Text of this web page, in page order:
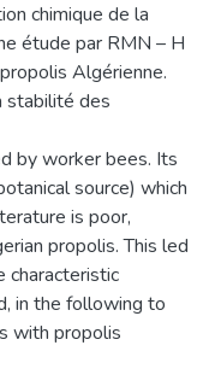
chimique de la
étude par RMN – H
Algérienne.
stabilité des
by worker bees. Its
source) which
is poor,
propolis. This led
characteristic
in the following to
with propolis